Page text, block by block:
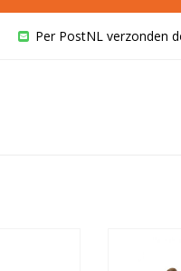
Per PostNL verzonden